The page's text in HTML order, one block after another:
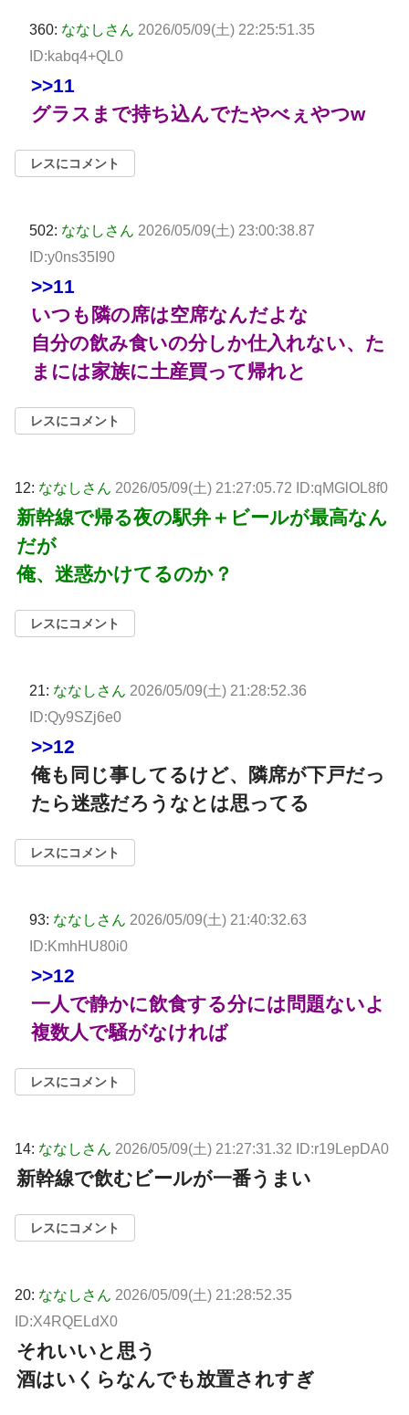
360: ななしさん 2026/05/09(土) 22:25:51.35
ID:kabq4+QL0
>>11
グラスまで持ち込んでたやべぇやつw
レスにコメント
502: ななしさん 2026/05/09(土) 23:00:38.87
ID:y0ns35I90
>>11
いつも隣の席は空席なんだよな
自分の飲み食いの分しか仕入れない、た
まには家族に土産買って帰れと
レスにコメント
12: ななしさん 2026/05/09(土) 21:27:05.72 ID:qMGlOL8f0
新幹線で帰る夜の駅弁＋ビールが最高なん
だが
俺、迷惑かけてるのか？
レスにコメント
21: ななしさん 2026/05/09(土) 21:28:52.36
ID:Qy9SZj6e0
>>12
俺も同じ事してるけど、隣席が下戸だっ
たら迷惑だろうなとは思ってる
レスにコメント
93: ななしさん 2026/05/09(土) 21:40:32.63
ID:KmhHU80i0
>>12
一人で静かに飲食する分には問題ないよ
複数人で騒がなければ
レスにコメント
14: ななしさん 2026/05/09(土) 21:27:31.32 ID:r19LepDA0
新幹線で飲むビールが一番うまい
レスにコメント
20: ななしさん 2026/05/09(土) 21:28:52.35
ID:X4RQELdX0
それいいと思う
酒はいくらなんでも放置されすぎ